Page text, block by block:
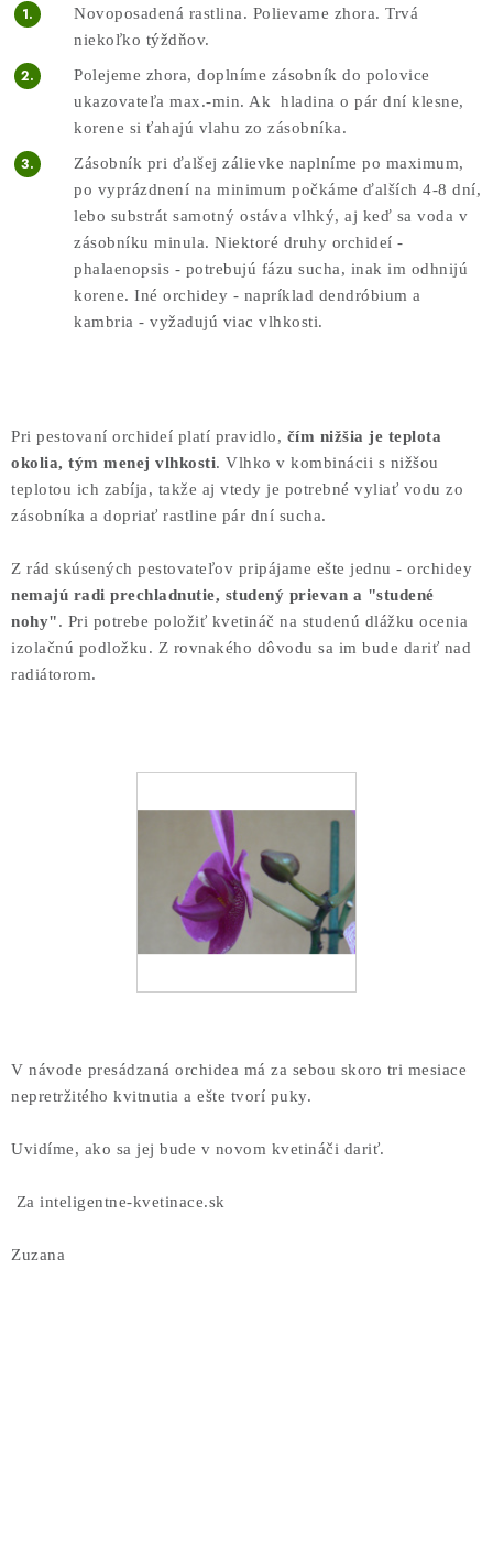
Novoposadená rastlina. Polievame zhora. Trvá
niekoľko týždňov.
Polejeme zhora, doplníme zásobník do polovice
ukazovateľa max.-min. Ak hladina o pár dní klesne,
korene si ťahajú vlahu zo zásobníka.
Zásobník pri ďalšej zálievke naplníme po maximum,
po vyprázdnení na minimum počkáme ďalších 4-8 dní,
lebo substrát samotný ostáva vlhký, aj keď sa voda v
zásobníku minula. Niektoré druhy orchideí -
phalaenopsis - potrebujú fázu sucha, inak im odhnijú
korene. Iné orchidey - napríklad dendróbium a
kambria - vyžadujú viac vlhkosti.
Pri pestovaní orchideí platí pravidlo, čím nižšia je teplota
okolia, tým menej vlhkosti. Vlhko v kombinácii s nižšou
teplotou ich zabíja, takže aj vtedy je potrebné vyliať vodu zo
zásobníka a dopriať rastline pár dní sucha.
Z rád skúsených pestovateľov pripájame ešte jednu - orchidey
nemajú radi prechladnutie, studený prievan a "studené
nohy". Pri potrebe položiť kvetináč na studenú dlážku ocenia
izolačnú podložku. Z rovnakého dôvodu sa im bude dariť nad
radiátorom.
V návode presádzaná orchidea má za sebou skoro tri mesiace
nepretržitého kvitnutia a ešte tvorí puky.
Uvidíme, ako sa jej bude v novom kvetináči dariť.
Za inteligentne-kvetinace.sk
Zuzana